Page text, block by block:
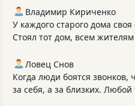
Владимир Кириченко
У каждого старого дома
Стоял тот дом, всем
Ловец Снов
Когда люди боятся звонков,
за себя, а за близких.